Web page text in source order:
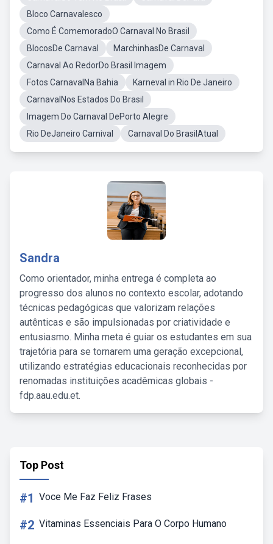
Bloco Carnavalesco
Como É ComemoradoO Carnaval No Brasil
BlocosDe Carnaval
MarchinhasDe Carnaval
Carnaval Ao RedorDo Brasil Imagem
Fotos CarnavalNa Bahia
Karneval in Rio De Janeiro
CarnavalNos Estados Do Brasil
Imagem Do Carnaval DePorto Alegre
Rio DeJaneiro Carnival
Carnaval Do BrasilAtual
Sandra
Como orientador, minha entrega é completa ao
progresso dos alunos no contexto escolar, adotando
técnicas pedagógicas que valorizam relações
autênticas e são impulsionadas por criatividade e
entusiasmo. Minha meta é guiar os estudantes em sua
trajetória para se tornarem uma geração excepcional,
utilizando estratégias educacionais reconhecidas por
renomadas instituições acadêmicas globais -
fdp.aau.edu.et.
Top Post
#1 Voce Me Faz Feliz Frases
#2 Vitaminas Essenciais Para O Corpo Humano